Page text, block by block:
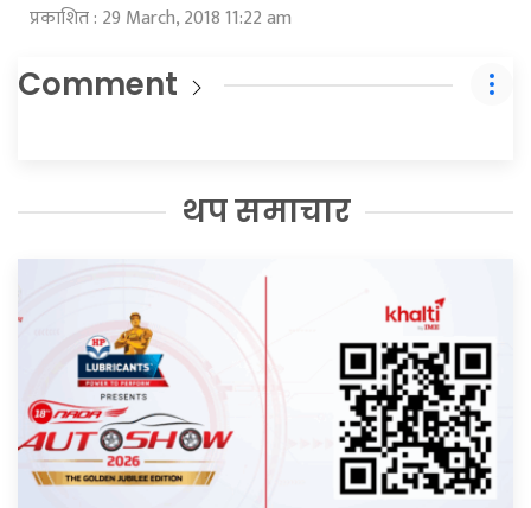
प्रकाशित : 29 March, 2018 11:22 am
Comment
थप समाचार